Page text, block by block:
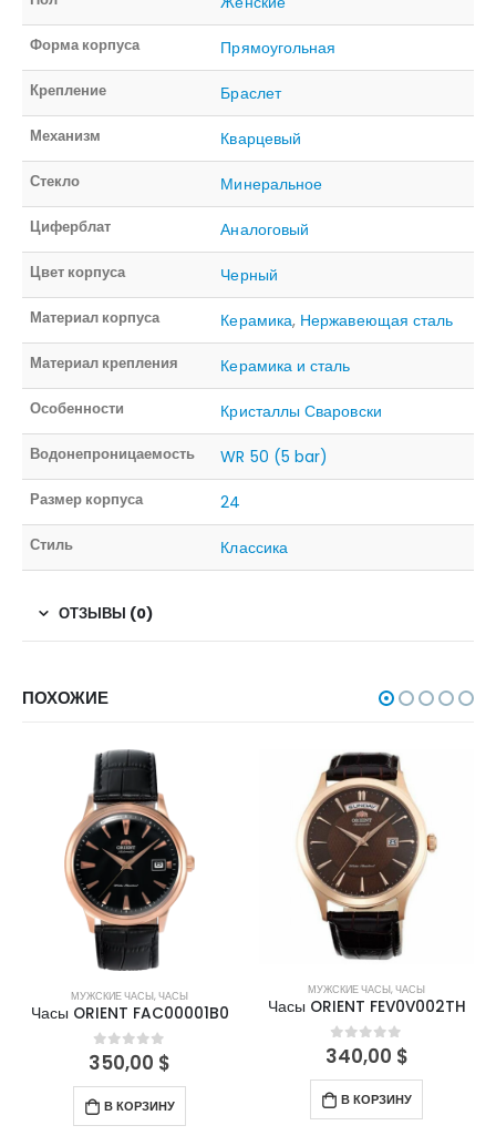
Форма корпуса Прямоугольная
Крепление Браслет
Механизм Кварцевый
Стекло Минеральное
Циферблат Аналоговый
Цвет корпуса Черный
Материал корпуса Керамика, Нержавеющая сталь
Материал крепления Керамика и сталь
Особенности Кристаллы Сваровски
Водонепроницаемость WR 50 (5 bar)
Размер корпуса 24
Стиль Классика
ОТЗЫВЫ (0)
ПОХОЖИЕ
МУЖСКИЕ ЧАСЫ,ЧАСЫ
Часы ORIENT FAC00001B0
0out of 5
350,00 $
В КОРЗИНУ
МУЖСКИЕ ЧАСЫ,ЧАСЫ
Часы ORIENT FEV0V002TH
0 out of 5
340,00 $
В КОРЗИНУ